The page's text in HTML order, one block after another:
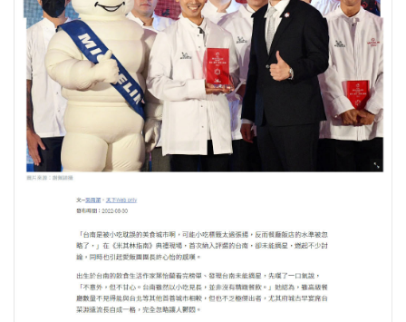
活動實況記錄
媒體報導一覽
合作與代言
訂閱電子報